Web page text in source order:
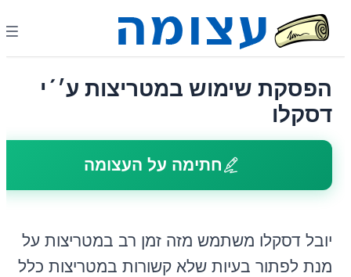
הפסקת שימוש במטריצות ע׳´י
דסקלו
חתימה על העצומה
יובל דסקלו משתמש מזה זמן רב במטריצות על
מנת לפתור בעיות שלא קשורות במטריצות כלל